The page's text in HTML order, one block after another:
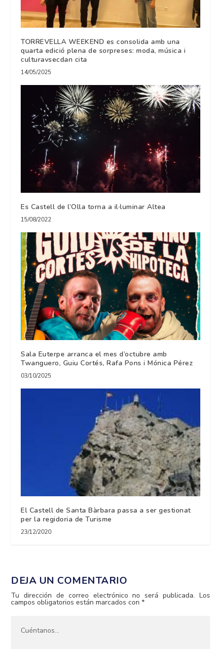
TORREVELLA WEEKEND es consolida amb una
quarta edició plena de sorpreses: moda, música i
culturavsecdan cita
14/05/2025
Es Castell de l’Olla torna a il·luminar Altea
15/08/2022
Sala Euterpe arranca el mes d’octubre amb
Twanguero, Guiu Cortés, Rafa Pons i Mónica Pérez
03/10/2025
El Castell de Santa Bàrbara passa a ser gestionat
per la regidoria de Turisme
23/12/2020
DEJA UN COMENTARIO
Tu dirección de correo electrónico no será publicada. Los
campos obligatorios están marcados con*